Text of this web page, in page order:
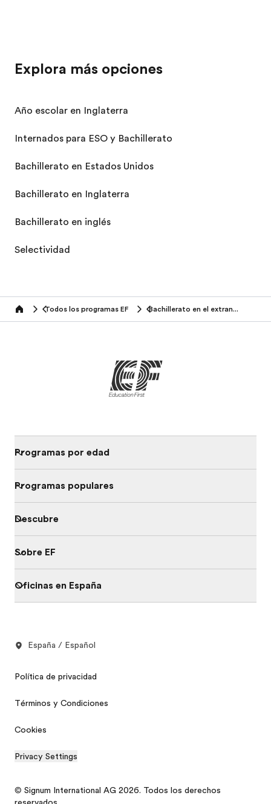
Explora más opciones
Año escolar en Inglaterra
Internados para ESO y Bachillerato
Bachillerato en Estados Unidos
Bachillerato en Inglaterra
Bachillerato en inglés
Selectividad
home Todos los programas EF Bachillerato en el extranjero
Programas por edad
Programas populares
Descubre
Sobre EF
Oficinas en España
España / Español
Política de privacidad
Términos y Condiciones
Cookies
Privacy Settings
© Signum International AG 2026. Todos los derechos